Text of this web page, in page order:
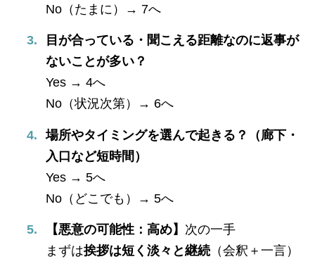
No（たまに）→ 7へ
目が合っている・聞こえる距離なのに返事が
ないことが多い？
Yes → 4へ
No（状況次第）→ 6へ
場所やタイミングを選んで起きる？（廊下・
入口など短時間）
Yes → 5へ
No（どこでも）→ 5へ
【悪意の可能性：高め】 次の一手
まずは挨拶は短く淡々と継続 （会釈＋一言）